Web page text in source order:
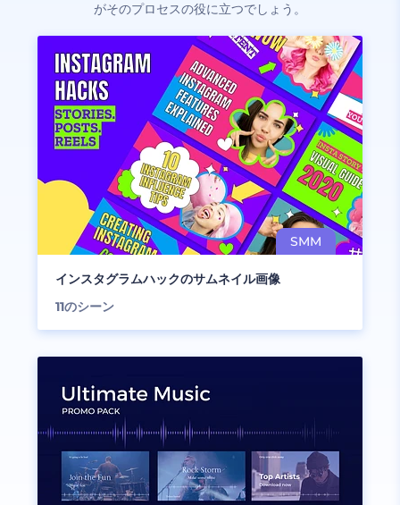
がそのプロセスの役に立つでしょう。
インスタグラムハックのサムネイル画像
11のシーン